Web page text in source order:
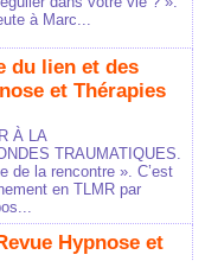
à Marc...
du lien et des
et Thérapies
À LA
TRAUMATIQUES.
de la rencontre ». C’est
en TLMR par
Hypnose et